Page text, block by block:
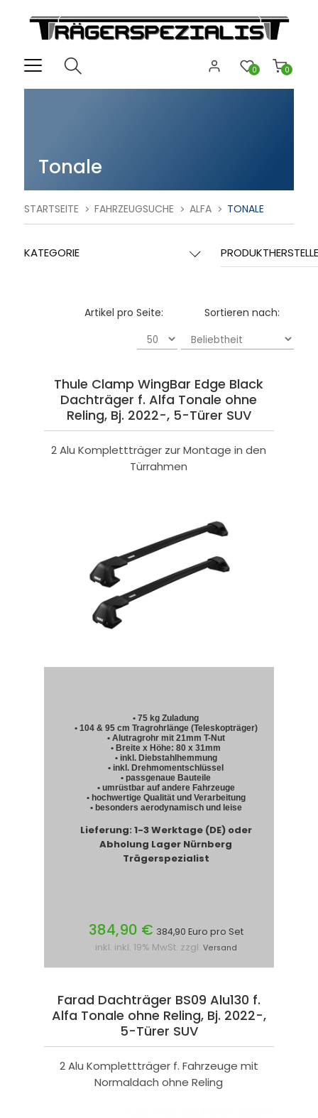
0
0
Tonale
STARTSEITE FAHRZEUGSUCHE ALFA TONALE
KATEGORIE
Sortieren nach:
Artikel pro Seite:
Thule Clamp WingBar Edge Black
Dachträger f. Alfa Tonale ohne
Reling, Bj. 2022-, 5-Türer SUV
2 Alu Komplettträger zur Montage in den
Türrahmen
• 75 kg Zuladung
• 104 & 95 cm Tragrohrlänge (Teleskopträger)
• Alutragrohr mit 21mm T-Nut
• Breite x Höhe: 80 x 31mm
• inkl. Diebstahlhemmung
• inkl. Drehmomentschlüssel
• passgenaue Bauteile
• umrüstbar auf andere Fahrzeuge
• hochwertige Qualität und Verarbeitung
• besonders aerodynamisch und leise
Lieferung: 1-3 Werktage (DE) oder
Abholung Lager Nürnberg
Trägerspezialist
384,90 € 384,90 Euro pro Set
inkl. inkl. 19% MwSt. zzgl. Versand
Farad Dachträger BS09 Alu130 f.
Alfa Tonale ohne Reling, Bj. 2022-,
5-Türer SUV
2 Alu Komplettträger f. Fahrzeuge mit
Normaldach ohne Reling